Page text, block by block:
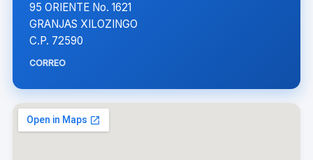
95 ORIENTE No. 1621
GRANJAS XILOZINGO
C.P. 72590
CORREO